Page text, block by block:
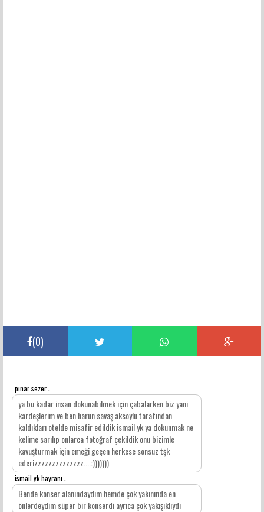
(0)
YORUMLAR
pınar sezer :
ya bu kadar insan dokunabilmek için çabalarken biz yani
kardeşlerim ve ben harun savaş aksoylu tarafından
kaldıkları otelde misafir edildik ismail yk ya dokunmak ne
kelime sarılıp onlarca fotoğraf çekildik onu bizimle
kavuşturmak için emeği geçen herkese sonsuz tşk
ederizzzzzzzzzzzzzz....:)))))))
ismail yk hayranı :
Bende konser alanındaydım hemde çok yakınında en
önlerdeydim süper bir konserdi ayrıca çok yakışıklıydı